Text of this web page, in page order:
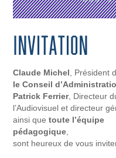
Claude Michel, Président
le Conseil
Patrick Ferrier, Directeur
l’Audiovisuel et directeur
ainsi quetoute l’équipe
pédagogique,
sont heureux de vous